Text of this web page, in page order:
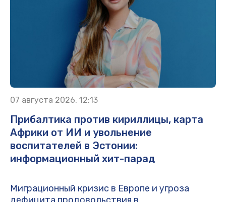
07 августа 2026, 12:13
Прибалтика против кириллицы, карта
Африки от ИИ и увольнение
воспитателей в Эстонии:
информационный хит-парад
Миграционный кризис в Европе и угроза